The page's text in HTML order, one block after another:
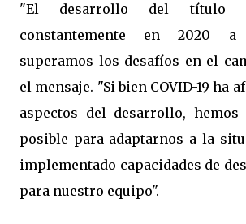
"El desarrollo del título
constantemente en 2020 a
superamos los desafíos en el
el mensaje. "Si bien COVID-19 ha
aspectos del desarrollo,
posible para adaptarnos a la
implementado capacidades de
para nuestro equipo".